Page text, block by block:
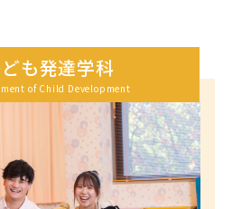
も発達学科
of Child Development